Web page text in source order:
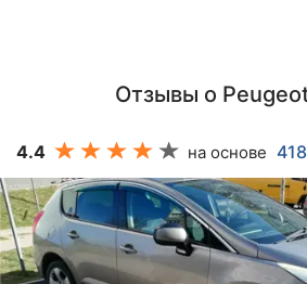
Отзывы о
4.4 на основе